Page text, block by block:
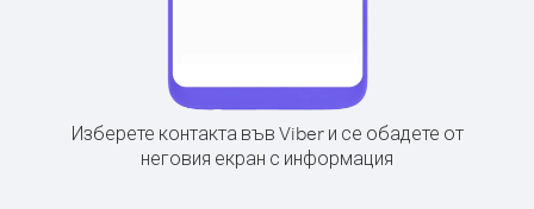
Изберете контакта във Viber и се обадете от
неговия екран с информация